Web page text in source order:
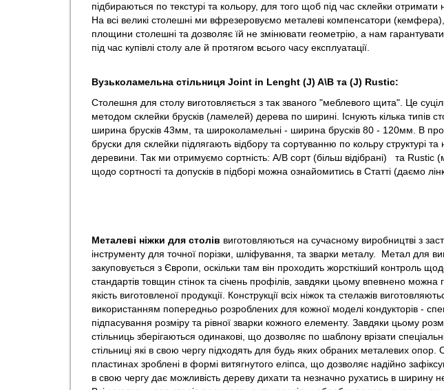
підбираються по текстурі та кольору, для того щоб під час склейки отримати
На всі великі столешні ми вфрезеровуємо металеві компенсатори
площини столешні та дозволяє їй не змінювати геометрію, а нам гарантувати
під час купівлі столу але й протягом всього часу
Вузьколамельна стільниця Joint in Lenght (J) A\B та (J) Rustic:
Столешня для столу виготовляється з так званого "меблевого щита". Це
методом склейки брусків (ламелей) дерева по ширині. Існують кілька типів
ширина брусків 43мм, та широколамельні - ширина брусків 80 - 120мм. В
бруски для склейки підлягають відбору та сортуванню по кольру структурі та
деревини. Так ми отримуємо сортність: А/B сорт (більш відібрані) та Rustic
щодо сортності та допусків в підборі можна ознайомитись в Статті
Металеві ніжки для столів виготовляються на сучасному виробництві з
інструменту для точної порізки, шліфування, та зварки металу. Метал для
закуповується з Європи, оскільки там він проходить жорсткіший контроль
стандартів товщин стінок та січень профілів, завдяки цьому впевнено можна
якість виготовленої продукції. Конструкції всіх ніжок та стелажів
використанням попередньо розроблених для кожної моделі кондукторів -
підпасування розміру та рівної зварки кожного елементу. Завдяки цьому
стільниць зберігаються одинакові, що дозволяє по шаблону врізати
стільниці які в свою чергу підходять для будь яких обраних металевих опор.
пластинах зроблені в формі витягнутого еліпса, що дозволяє надійно
в свою чергу дає можливість дереву дихати та незначно рухатись в ширину